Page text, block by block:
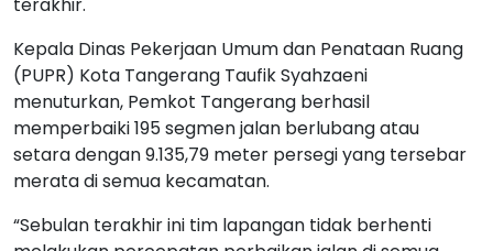
Kepala Dinas Pekerjaan Umum dan Penataan Ruang
(PUPR) Kota Tangerang Taufik Syahzaeni
menuturkan, Pemkot Tangerang berhasil
memperbaiki 195 segmen jalan berlubang atau
setara dengan 9.135,79 meter persegi yang tersebar
merata di semua kecamatan.
“Sebulan terakhir ini tim lapangan tidak berhenti